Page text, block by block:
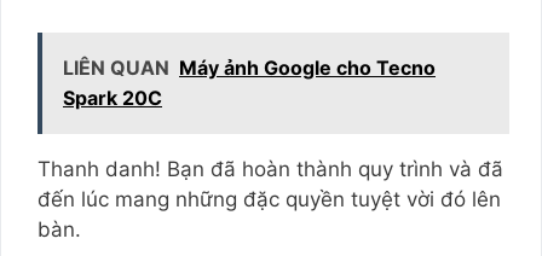
LIÊN QUAN Máy ảnh Google cho Tecno
Spark 20C
Thanh danh! Bạn đã hoàn thành quy trình và đã
đến lúc mang những đặc quyền tuyệt vời đó lên
bàn.